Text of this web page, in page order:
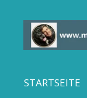
Hauptinhalt
springen
STARTSEITE